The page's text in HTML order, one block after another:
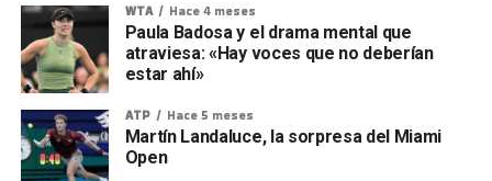
WTA Hace 4 meses
Paula Badosa y el drama mental que
atraviesa: «Hay voces que no deberían
estar ahí»
ATP Hace 5 meses
Martín Landaluce, la sorpresa del Miami
Open